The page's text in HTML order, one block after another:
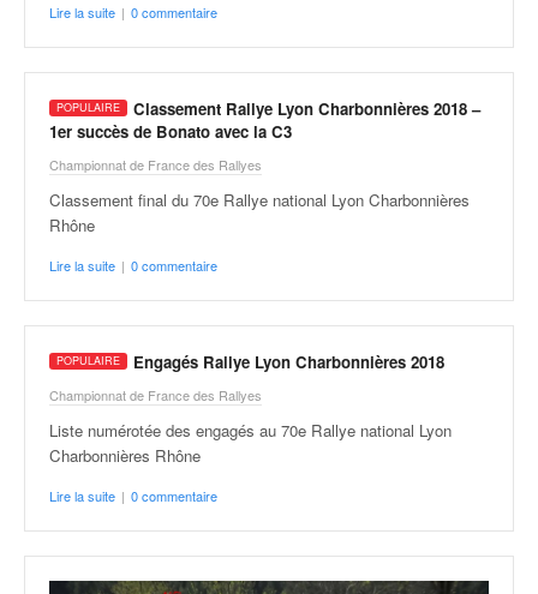
Lire la suite | 0 commentaire
Classement Rallye Lyon Charbonnières 2018 –
1er succès de Bonato avec la C3
Championnat de France des Rallyes
Classement final du 70e Rallye national Lyon Charbonnières
Rhône
Lire la suite | 0 commentaire
Engagés Rallye Lyon Charbonnières 2018
Championnat de France des Rallyes
Liste numérotée des engagés au 70e Rallye national Lyon
Charbonnières Rhône
Lire la suite | 0 commentaire